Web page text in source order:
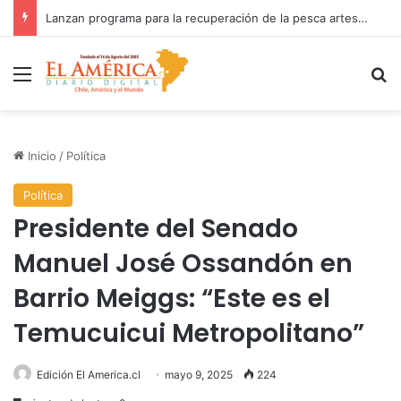
Fiscalía investiga accidente con resultado de muerte en faena minera
Menú
Inicio / Política
Política
Presidente del Senado
Manuel José Ossandón en
Barrio Meiggs: “Este es el
Temucuicui Metropolitano”
Edición El America.cl mayo 9, 2025 224